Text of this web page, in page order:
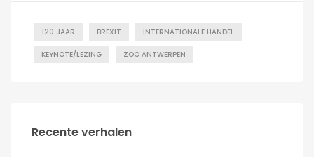
120 JAAR BREXIT INTERNATIONALE HANDEL
KEYNOTE/LEZING ZOO ANTWERPEN
Recente verhalen